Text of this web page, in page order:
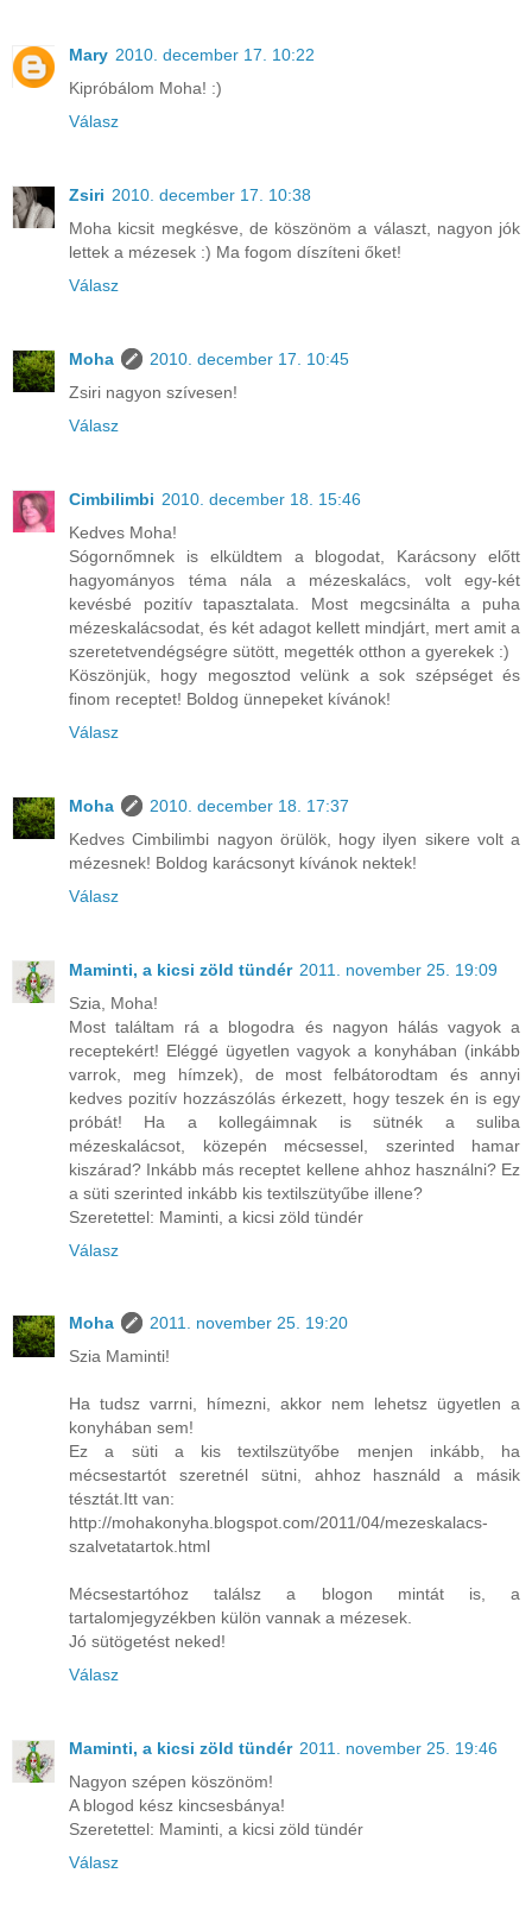
Mary 2010. december 17. 10:22
Kipróbálom Moha! :)
Válasz
Zsiri 2010. december 17. 10:38
Moha kicsit megkésve, de köszönöm a választ, nagyon jók
lettek a mézesek :) Ma fogom díszíteni őket!
Válasz
Moha
2010. december 17. 10:45
Zsiri nagyon szívesen!
Válasz
Cimbilimbi 2010. december 18. 15:46
Kedves Moha!
Sógornőmnek is elküldtem a blogodat, Karácsony előtt
hagyományos téma nála a mézeskalács, volt egy-két
kevésbé pozitív tapasztalata. Most megcsinálta a puha
mézeskalácsodat, és két adagot kellett mindjárt, mert amit a
szeretetvendégségre sütött, megették otthon a gyerekek :)
Köszönjük, hogy megosztod velünk a sok szépséget és
finom receptet! Boldog ünnepeket kívánok!
Válasz
Moha
2010. december 18. 17:37
Kedves Cimbilimbi nagyon örülök, hogy ilyen sikere volt a
mézesnek! Boldog karácsonyt kívánok nektek!
Válasz
Maminti, a kicsi zöld tündér 2011. november 25. 19:09
Szia, Moha!
Most találtam rá a blogodra és nagyon hálás vagyok a
receptekért! Eléggé ügyetlen vagyok a konyhában (inkább
varrok, meg hímzek), de most felbátorodtam és annyi
kedves pozitív hozzászólás érkezett, hogy teszek én is egy
próbát! Ha a kollegáimnak is sütnék a suliba
mézeskalácsot, közepén mécsessel, szerinted hamar
kiszárad? Inkább más receptet kellene ahhoz használni? Ez
a süti szerinted inkább kis textilszütyűbe illene?
Szeretettel: Maminti, a kicsi zöld tündér
Válasz
Moha
2011. november 25. 19:20
Szia Maminti!
Ha tudsz varrni, hímezni, akkor nem lehetsz ügyetlen a
konyhában sem!
Ez a süti a kis textilszütyőbe menjen inkább, ha
mécsestartót szeretnél sütni, ahhoz használd a másik
tésztát.Itt van:
http://mohakonyha.blogspot.com/2011/04/mezeskalacs-
szalvetatartok.html
Mécsestartóhoz találsz a blogon mintát is, a
tartalomjegyzékben külön vannak a mézesek.
Jó sütögetést neked!
Válasz
Maminti, a kicsi zöld tündér 2011. november 25. 19:46
Nagyon szépen köszönöm!
A blogod kész kincsesbánya!
Szeretettel: Maminti, a kicsi zöld tündér
Válasz